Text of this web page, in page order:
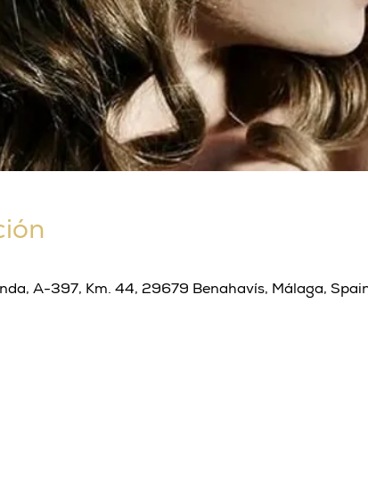
A-397, Km. 44, 29679 Benahavís, Málaga,